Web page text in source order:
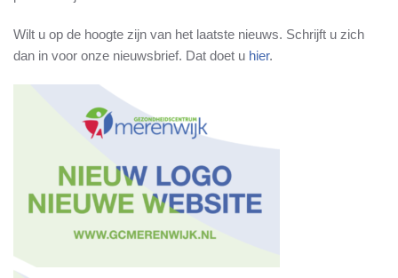
Wilt u op de hoogte zijn van het laatste nieuws. Schrijft u zich
dan in voor onze nieuwsbrief. Dat doet u hier.